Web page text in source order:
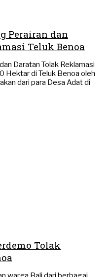
Perairan dan
Teluk Benoa
Daratan Tolak Reklamasi
Hektar di Teluk Benoa oleh
dari para Desa Adat di
Tolak